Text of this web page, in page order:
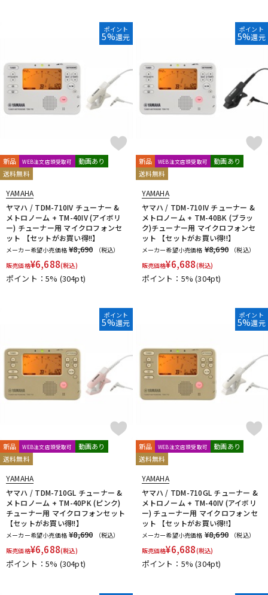
ポイント
5%還元
新品 WEB注文店頭受取可
動画あり
送料無料
YAMAHA
ヤマハ / TDM-710IV チューナー &
メトロノーム + TM-40IV (アイボリ
ー) チューナー用 マイクロフォンセ
ット 【セットがお買い得!!】
メーカー希望小売価格 ¥8,690
（税込）
販売価格¥6,688(税込)
ポイント：5% (304pt)
ポイント
5%還元
新品 WEB注文店頭受取可
動画あり
送料無料
YAMAHA
ヤマハ / TDM-710IV チューナー &
メトロノーム + TM-40BK (ブラッ
ク)チューナー用 マイクロフォンセ
ット 【セットがお買い得!!】
メーカー希望小売価格 ¥8,690
（税込）
販売価格¥6,688(税込)
ポイント：5%(304pt)
ポイント
5%還元
新品 WEB注文店頭受取可
動画あり
送料無料
YAMAHA
ヤマハ / TDM-710GL チューナー &
メトロノーム + TM-40PK (ピンク)
チューナー用 マイクロフォンセット
【セットがお買い得!!】
メーカー希望小売価格 ¥8,690
（税込）
販売価格¥6,688(税込)
ポイント：5% (304pt)
ポイント
5%還元
新品 WEB注文店頭受取可
動画あり
送料無料
YAMAHA
ヤマハ / TDM-710GL チューナー &
メトロノーム + TM-40IV (アイボリ
ー) チューナー用 マイクロフォンセ
ット 【セットがお買い得!!】
メーカー希望小売価格 ¥8,690
（税込）
販売価格¥6,688(税込)
ポイント：5%(304pt)